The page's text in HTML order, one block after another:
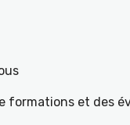
formations et des